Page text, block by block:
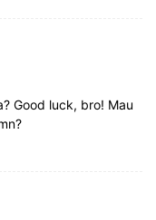
Good luck, bro! Mau